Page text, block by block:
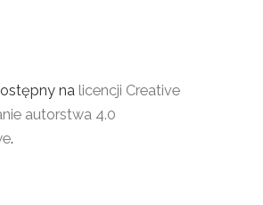
na licencji Creative
autorstwa 4.0
.